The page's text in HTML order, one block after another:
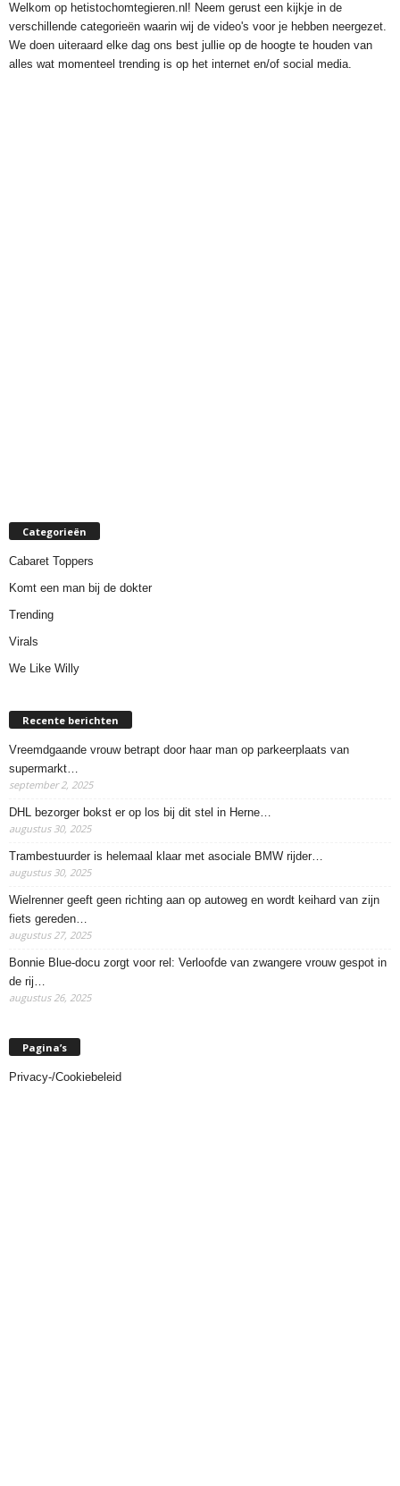
Welkom op hetistochomtegieren.nl! Neem gerust een kijkje in de
verschillende categorieën waarin wij de video's voor je hebben neergezet.
We doen uiteraard elke dag ons best jullie op de hoogte te houden van
alles wat momenteel trending is op het internet en/of social media.
Categorieën
Cabaret Toppers
Komt een man bij de dokter
Trending
Virals
We Like Willy
Recente berichten
Vreemdgaande vrouw betrapt door haar man op parkeerplaats van
supermarkt…
september 2, 2025
DHL bezorger bokst er op los bij dit stel in Herne…
augustus 30, 2025
Trambestuurder is helemaal klaar met asociale BMW rijder…
augustus 30, 2025
Wielrenner geeft geen richting aan op autoweg en wordt keihard van zijn
fiets gereden…
augustus 27, 2025
Bonnie Blue-docu zorgt voor rel: Verloofde van zwangere vrouw gespot in
de rij…
augustus 26, 2025
Pagina’s
Privacy-/Cookiebeleid